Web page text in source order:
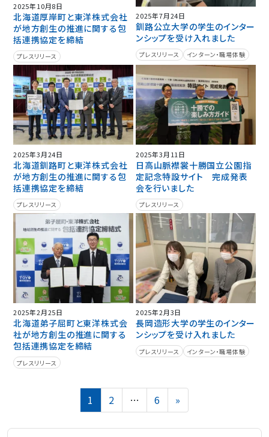
2025年10月8日
北海道厚岸町と東洋株式会社
が地方創生の推進に関する包
括連携協定を締結
プレスリリース
2025年7月24日
釧路公立大学の学生のインター
ンシップを受け入れました
プレスリリース インターン・職場体験
2025年3月24日
北海道釧路町と東洋株式会社
が地方創生の推進に関する包
括連携協定を締結
プレスリリース
2025年3月11日
日高山脈襟裳十勝国立公園指
定記念特設サイト 完成発表
会を行いました
プレスリリース
2025年2月25日
北海道弟子屈町と東洋株式会
社が地方創生の推進に関する
包括連携協定を締結
プレスリリース
2025年2月3日
長岡造形大学の学生のインター
ンシップを受け入れました
プレスリリース インターン・職場体験
投
稿
ペ
Page
1 Page
2 … Page
6 »